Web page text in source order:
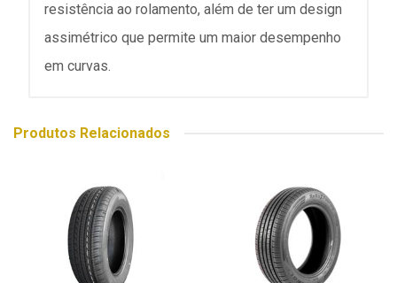
resistência ao rolamento, além de ter um design
assimétrico que permite um maior desempenho
em curvas.
Produtos Relacionados